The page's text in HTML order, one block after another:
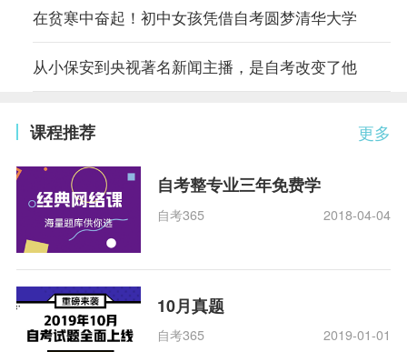
在贫寒中奋起！初中女孩凭借自考圆梦清华大学
从小保安到央视著名新闻主播，是自考改变了他
更多
课程推荐
自考整专业三年免费学
自考365 2018-04-04
10月真题
自考365 2019-01-01